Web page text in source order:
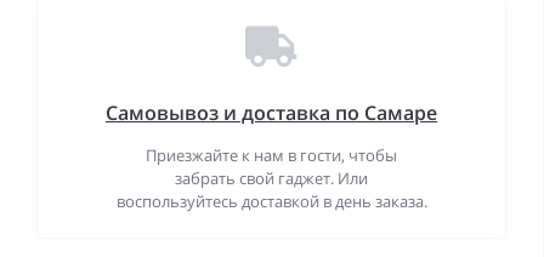
Самовывоз и доставка по Самаре
Приезжайте к нам в гости, чтобы
забрать свой гаджет. Или
воспользуйтесь доставкой в день заказа.